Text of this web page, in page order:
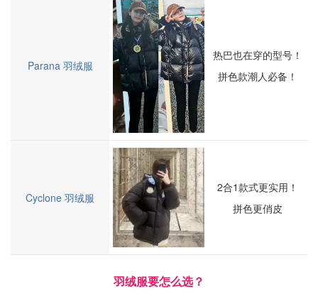
Parana 羽绒服
热巴也在穿的型号！
拼色款潮人必备！
Cyclone 羽绒服
2合1款式更实用！
拼色更俏皮
羽绒服要怎么选？